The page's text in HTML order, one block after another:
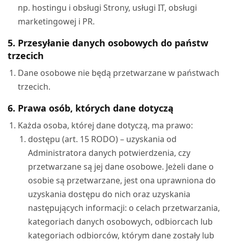
np. hostingu i obsługi Strony, usługi IT, obsługi
marketingowej i PR.
5. Przesyłanie danych osobowych do państw
trzecich
Dane osobowe nie będą przetwarzane w państwach
trzecich.
6. Prawa osób, których dane dotyczą
Każda osoba, której dane dotyczą, ma prawo:
dostępu (art. 15 RODO) – uzyskania od
Administratora danych potwierdzenia, czy
przetwarzane są jej dane osobowe. Jeżeli dane o
osobie są przetwarzane, jest ona uprawniona do
uzyskania dostępu do nich oraz uzyskania
następujących informacji: o celach przetwarzania,
kategoriach danych osobowych, odbiorcach lub
kategoriach odbiorców, którym dane zostały lub